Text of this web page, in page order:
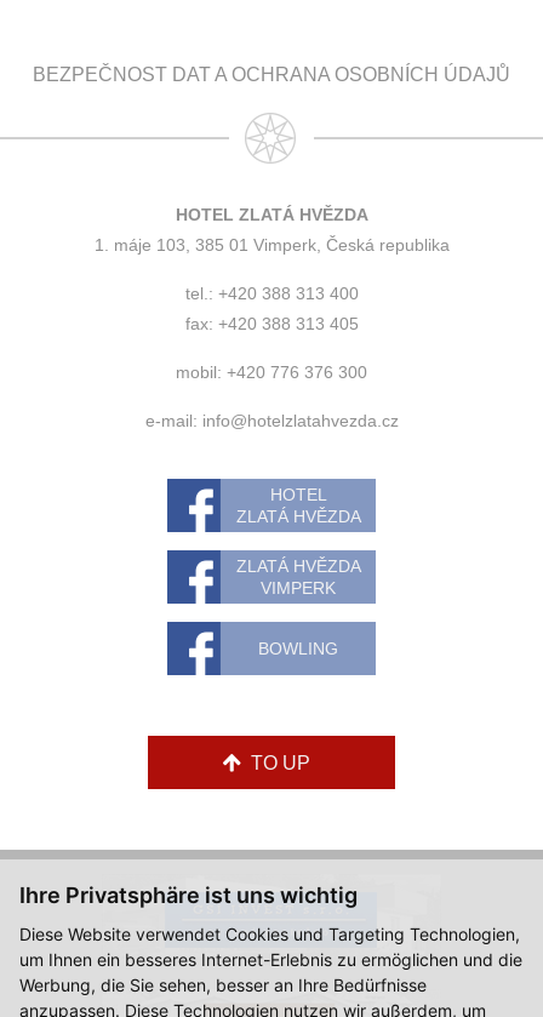
Ihre Privatsphäre ist uns wichtig
Diese Website verwendet Cookies und Targeting Technologien,
um Ihnen ein besseres Internet-Erlebnis zu ermöglichen und die
Werbung, die Sie sehen, besser an Ihre Bedürfnisse
anzupassen. Diese Technologien nutzen wir außerdem, um
BEZPEČNOST DAT A OCHRANA OSOBNÍCH ÚDAJŮ
HOTEL ZLATÁ HVĚZDA
1. máje 103, 385 01 Vimperk, Česká republika
tel.: +420 388 313 400
fax: +420 388 313 405
mobil: +420 776 376 300
e-mail: info@hotelzlatahvezda.cz
HOTEL
ZLATÁ HVĚZDA
ZLATÁ HVĚZDA
VIMPERK
BOWLING
TO UP